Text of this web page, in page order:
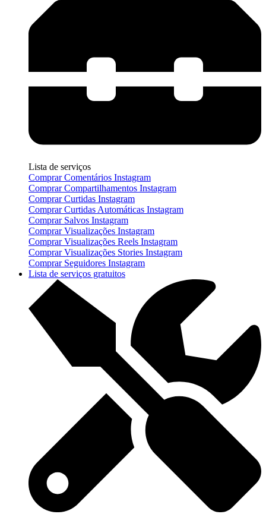
Lista de serviços
Comprar Comentários Instagram
Comprar Compartilhamentos Instagram
Comprar Curtidas Instagram
Comprar Curtidas Automáticas Instagram
Comprar Salvos Instagram
Comprar Visualizações Instagram
Comprar Visualizações Reels Instagram
Comprar Visualizações Stories Instagram
Comprar Seguidores Instagram
Lista de serviços gratuitos